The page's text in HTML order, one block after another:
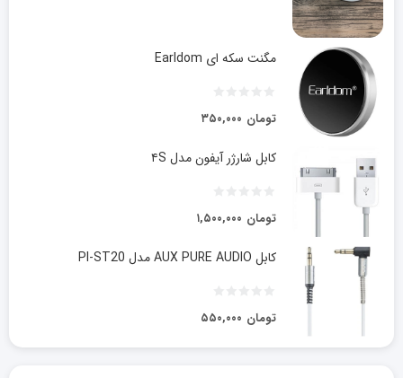
مگنت سکه ای Earldom
۳۵۰,۰۰۰ تومان
کابل شارژر آیفون مدل ۴S
۱,۵۰۰,۰۰۰ تومان
کابل AUX PURE AUDIO مدل PI-ST20
۵۵۰,۰۰۰ تومان